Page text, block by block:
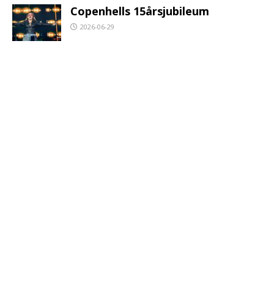
Copenhells 15årsjubileum
2026-06-29